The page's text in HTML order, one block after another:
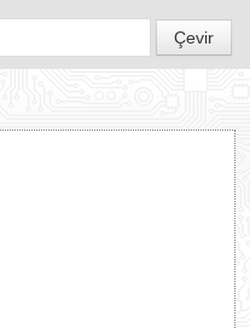
TƏDBİRLƏR
PROQRAMLAR
Çevir